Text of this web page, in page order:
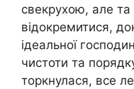
свекрухою, але
відокремитися,
ідеальної
чистоти та
торкнулася, все